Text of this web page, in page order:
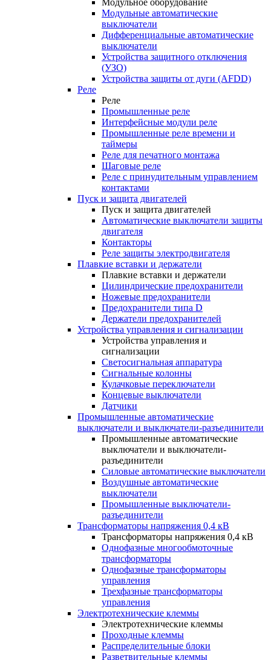
Модульное оборудование
Модульные автоматические
выключатели
Дифференциальные автоматические
выключатели
Устройства защитного отключения
(УЗО)
Устройства защиты от дуги (AFDD)
Реле
Реле
Промышленные реле
Интерфейсные модули реле
Промышленные реле времени и
таймеры
Реле для печатного монтажа
Шаговые реле
Реле с принудительным управлением
контактами
Пуск и защита двигателей
Пуск и защита двигателей
Автоматические выключатели защиты
двигателя
Контакторы
Реле защиты электродвигателя
Плавкие вставки и держатели
Плавкие вставки и держатели
Цилиндрические предохранители
Ножевые предохранители
Предохранители типа D
Держатели предохранителей
Устройства управления и сигнализации
Устройства управления и
сигнализации
Светосигнальная аппаратура
Сигнальные колонны
Кулачковые переключатели
Концевые выключатели
Датчики
Промышленные автоматические
выключатели и выключатели-разъединители
Промышленные автоматические
выключатели и выключатели-
разъединители
Силовые автоматические выключатели
Воздушные автоматические
выключатели
Промышленные выключатели-
разъединители
Трансформаторы напряжения 0,4 кВ
Трансформаторы напряжения 0,4 кВ
Однофазные многообмоточные
трансформаторы
Однофазные трансформаторы
управления
Трехфазные трансформаторы
управления
Электротехнические клеммы
Электротехнические клеммы
Проходные клеммы
Распределительные блоки
Разветвительные клеммы